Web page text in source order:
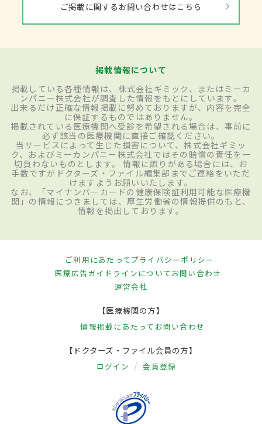
ご掲載に関するお問い合わせはこちら
掲載情報について
掲載している各種情報は、株式会社ギミック、またはミーカ
ンパニー株式会社が調査した情報をもとにしています。
出来るだけ正確な情報掲載に努めておりますが、内容を完全
に保証するものではありません。
掲載されている医療機関へ受診を希望される場合は、事前に
必ず該当の医療機関に直接ご確認ください。
当サービスによって生じた損害について、株式会社ギミッ
ク、およびミーカンパニー株式会社ではその賠償の責任を一
切負わないものとします。 情報に誤りがある場合には、お
手数ですがドクターズ・ファイル編集部までご連絡をいただ
けますようお願いいたします。
なお、「マイナンバーカードの健康保険証利用可能な医療機
関」の情報につきましては、厚生労働省の情報提供のもと、
情報を掲出しております。
ご利用にあたってプライバシーポリシー
医療広告ガイドラインについてお問い合わせ
運営会社
【医療機関の方】
情報掲載にあたって お問い合わせ
【ドクターズ・ファイル会員の方】
ログイン 会員登録